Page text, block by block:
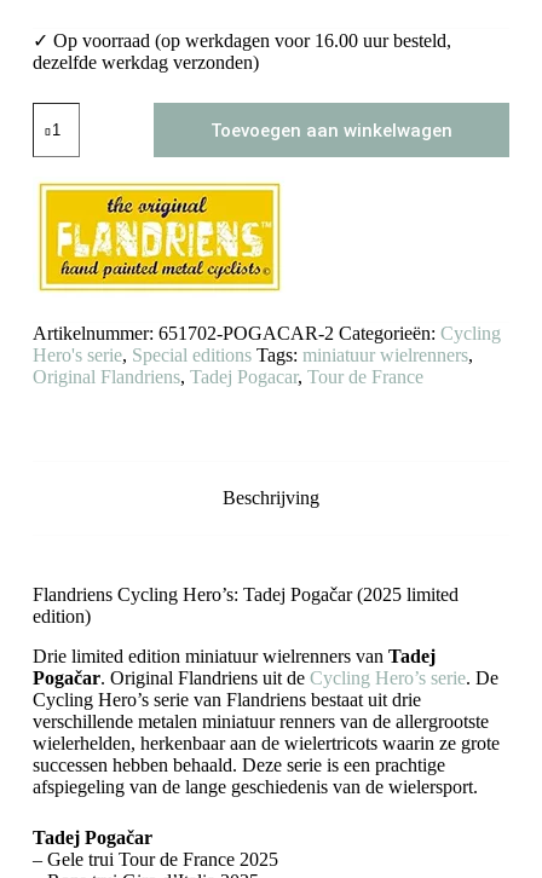
✓ Op voorraad (op werkdagen voor 16.00 uur besteld,
dezelfde werkdag verzonden)
Pogačar
miniatuur
(2025
edition)
aantal
Toevoegen aan winkelwagen
Artikelnummer: 651702-POGACAR-2 Categorieën: Cycling
Hero's serie, Special editions Tags: miniatuur wielrenners,
Original Flandriens, Tadej Pogacar, Tour de France
Beschrijving
Flandriens Cycling Hero’s: Tadej Pogačar (2025 limited
edition)
Drie limited edition miniatuur wielrenners van Tadej
Pogačar. Original Flandriens uit de Cycling Hero’s serie. De
Cycling Hero’s serie van Flandriens bestaat uit drie
verschillende metalen miniatuur renners van de allergrootste
wielerhelden, herkenbaar aan de wielertricots waarin ze grote
successen hebben behaald. Deze serie is een prachtige
afspiegeling van de lange geschiedenis van de wielersport.
Tadej Pogačar
– Gele trui Tour de France 2025